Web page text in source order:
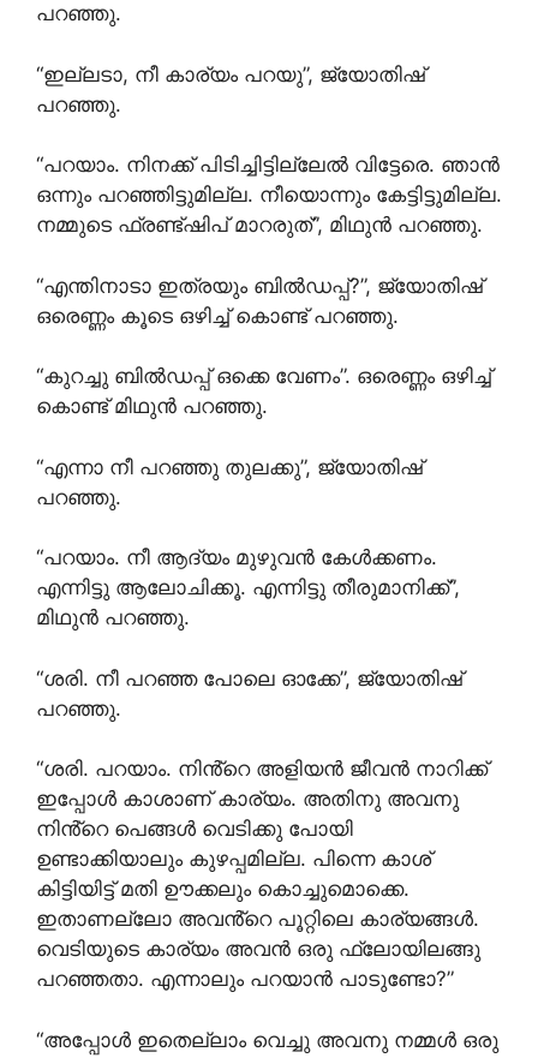
പറഞ്ഞു.
“ഇല്ലടാ, നീ കാര്യം പറയു”, ജ്യോതിഷ്
പറഞ്ഞു.
“പറയാം. നിനക്ക് പിടിച്ചിട്ടില്ലേൽ വിട്ടേരെ. ഞാൻ
ഒന്നും പറഞ്ഞിട്ടുമില്ല. നീയൊന്നും കേട്ടിട്ടുമില്ല.
നമ്മുടെ ഫ്രണ്ട്ഷിപ് മാറരുത്”, മിഥുൻ പറഞ്ഞു.
“എന്തിനാടാ ഇത്രയും ബിൽഡപ്പ്?”, ജ്യോതിഷ്
ഒരെണ്ണം കൂടെ ഒഴിച്ച് കൊണ്ട് പറഞ്ഞു.
“കുറച്ചു ബിൽഡപ്പ് ഒക്കെ വേണം”. ഒരെണ്ണം ഒഴിച്ച്
കൊണ്ട് മിഥുൻ പറഞ്ഞു.
“എന്നാ നീ പറഞ്ഞു തുലക്കു”, ജ്യോതിഷ്
പറഞ്ഞു.
“പറയാം. നീ ആദ്യം മുഴുവൻ കേൾക്കണം.
എന്നിട്ടു ആലോചിക്കൂ. എന്നിട്ടു തീരുമാനിക്ക്”,
മിഥുൻ പറഞ്ഞു.
“ശരി. നീ പറഞ്ഞ പോലെ ഓക്കേ”, ജ്യോതിഷ്
പറഞ്ഞു.
“ശരി. പറയാം. നിൻ്റെ അളിയൻ ജീവൻ നാറിക്ക്
ഇപ്പോൾ കാശാണ് കാര്യം. അതിനു അവനു
നിൻ്റെ പെങ്ങൾ വെടിക്കു പോയി
ഉണ്ടാക്കിയാലും കുഴപ്പമില്ല. പിന്നെ കാശ്
കിട്ടിയിട്ട് മതി ഊക്കലും കൊച്ചുമൊക്കെ.
ഇതാണല്ലോ അവൻ്റെ പൂറ്റിലെ കാര്യങ്ങൾ.
വെടിയുടെ കാര്യം അവൻ ഒരു ഫ്ലോയിലങ്ങു
പറഞ്ഞതാ. എന്നാലും പറയാൻ പാടുണ്ടോ?”
“അപ്പോൾ ഇതെല്ലാം വെച്ചു അവനു നമ്മൾ ഒരു